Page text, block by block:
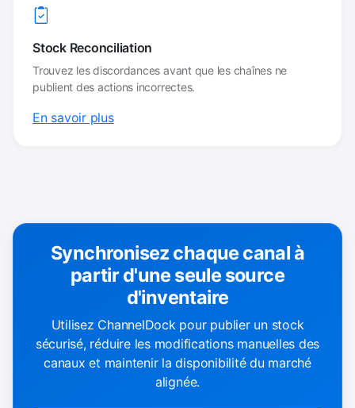
Stock Reconciliation
Trouvez les discordances avant que les chaînes ne
publient des actions incorrectes.
En savoir plus
Synchronisez chaque canal à
partir d'une seule source
d'inventaire
Utilisez ChannelDock pour publier un stock
sécurisé, réduire les modifications manuelles des
canaux et maintenir la disponibilité du marché
alignée.